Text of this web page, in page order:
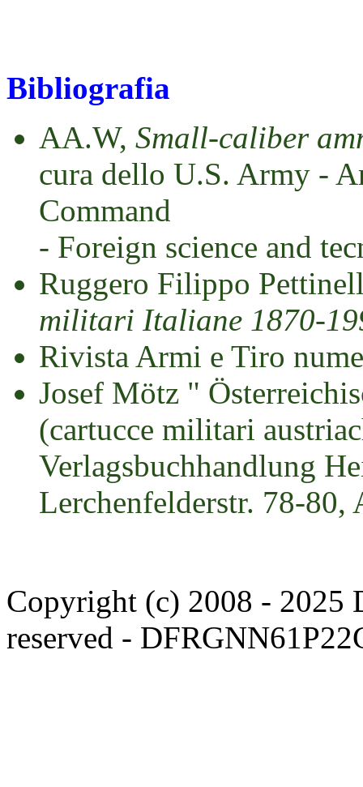
Bibliografia
AA.W, Small-caliber
cura dello U.S. Army -
Command
- Foreign science and
Ruggero Filippo
militari Italiane 1870-
Rivista Armi e Tiro
Josef Mötz "
(cartucce militari
Verlagsbuchhandlung
Lerchenfelderstr. 78-
Copyright (c) 2008 - 2025
reserved -